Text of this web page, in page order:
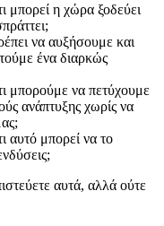
μπορεί η χώρα ξοδεύει
να αυξήσουμε και
ένα διαρκώς
μπορούμε να πετύχουμε
ανάπτυξης χωρίς να
αυτό μπορεί να το
αυτά, αλλά ούτε